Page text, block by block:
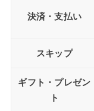
決済・支払い
スキップ
ギフト・プレゼン
ト